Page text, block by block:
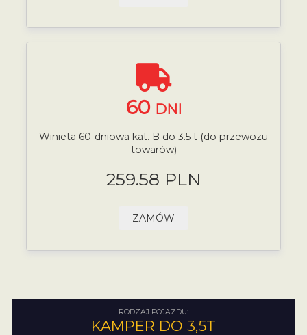
60 DNI
Winieta 60-dniowa kat. B do 3.5 t (do przewozu
towarów)
259.58 PLN
ZAMÓW
RODZAJ POJAZDU:
KAMPER DO 3,5T